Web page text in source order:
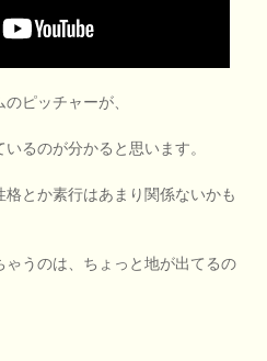
ピッチャーが、
るのが分かると思います。
とか素行はあまり関係ないかも
うのは、ちょっと地が出てるの